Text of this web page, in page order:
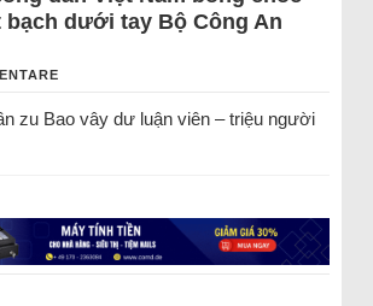
dưới tay Bộ Công An
zu Bao vây dư luận viên – triệu người